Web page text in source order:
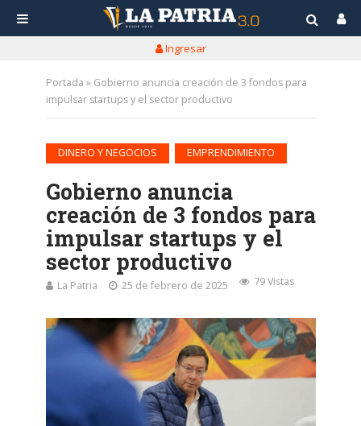
Ingresar
Portada » Gobierno anuncia creación de 3 fondos para
impulsar startups y el sector productivo
DINERO Y NEGOCIOS EMPRENDIMIENTO
Gobierno anuncia
creación de 3 fondos para
impulsar startups y el
sector productivo
La Patria 25 de febrero de 2025 79 Vistas